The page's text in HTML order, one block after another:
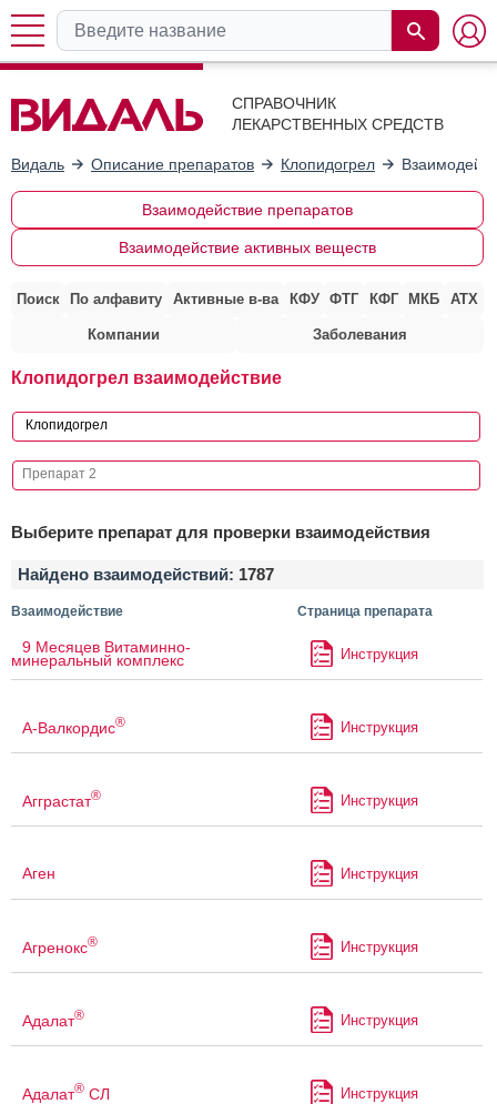
СПРАВОЧНИК
ЛЕКАРСТВЕННЫХ СРЕДСТВ
Видаль Описание препаратов Клопидогрел
Взаимодействие препаратов
Взаимодействие активных веществ
Поиск По алфавиту Активные в-ва КФУ ФТГ КФГ МКБ АТХ
Компании Заболевания
Клопидогрел взаимодействие
Выберите препарат для проверки взаимодействия
Найдено взаимодействий: 1787
Взаимодействие Страница препарата
9 Месяцев Витаминно-
минеральный комплекс Инструкция
А-Валкордис® Инструкция
Агграстат® Инструкция
Аген Инструкция
Агренокс® Инструкция
Адалат® Инструкция
Адалат® СЛ Инструкция